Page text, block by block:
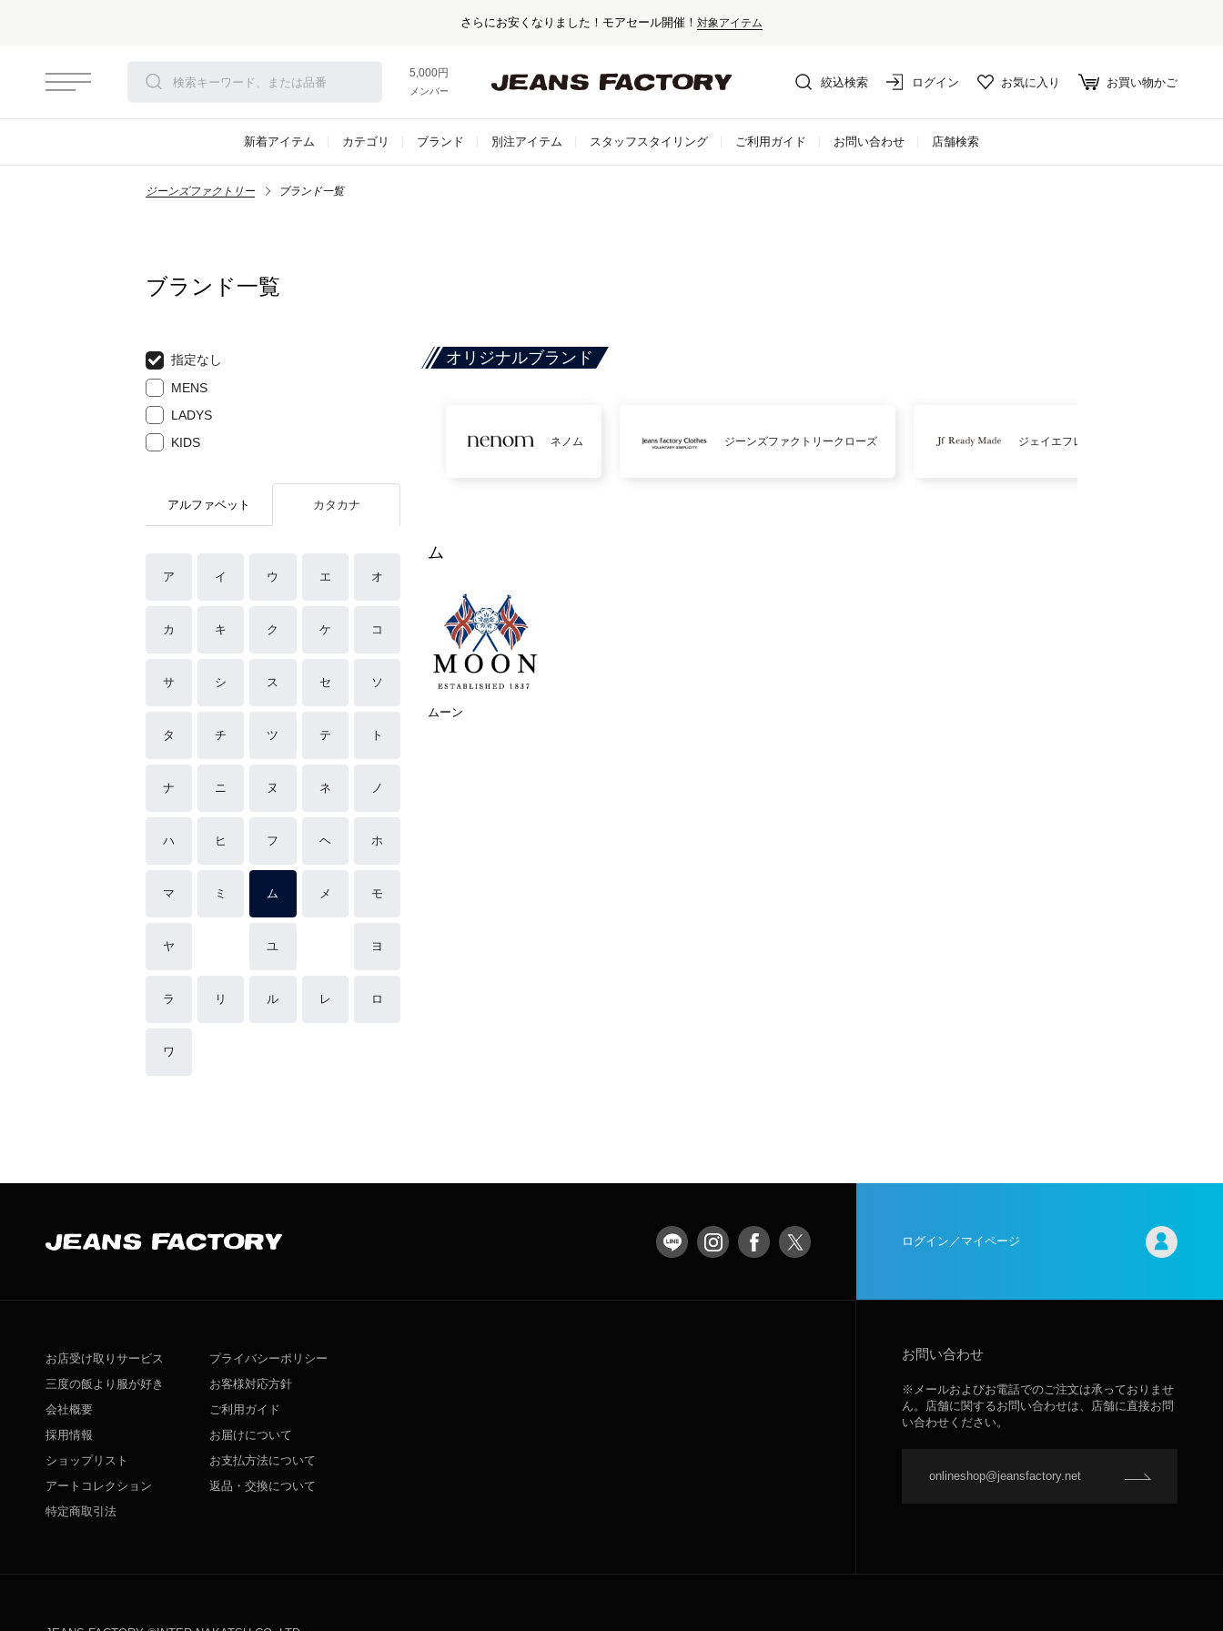
さらにお安くなりました！モアセール開催！ 対象アイテム
5,000円以上お買い上げで送料無料！
メンバー登録でお得な情報をゲット。さらに詳しく
絞込検索 ログイン お気に入り お買い物かご
新着アイテム カテゴリ ブランド 別注アイテム スタッフスタイリング ご利用ガイド お問い合わせ 店舗検索
ジーンズファクトリー ブランド一覧
ブランド一覧
指定なし
MENS
LADYS
KIDS
アルファベット カタカナ
ア イ ウ エ オ
カ キ ク ケ コ
サ シ ス セ ソ
タ チ ツ テ ト
ナ ニ ヌ ネ ノ
ハ ヒ フ ヘ ホ
マ ミ ム メ モ
ヤ ユ ヨ
ラ リ ル レ ロ
ワ
オリジナルブランド
ネノム ジーンズファクトリークローズ ジェイエフレディメイド
ム
ムーン
ログイン／マイページ
お店受け取りサービス
三度の飯より服が好き
会社概要
採用情報
ショップリスト
アートコレクション
特定商取引法
プライバシーポリシー
お客様対応方針
ご利用ガイド
お届けについて
お支払方法について
返品・交換について
お問い合わせ
※メールおよびお電話でのご注文は承っておりませ
ん。店舗に関するお問い合わせは、店舗に直接お問
い合わせください。
onlineshop@jeansfactory.net